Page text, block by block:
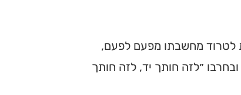
לטרוד מחשבתו מפעם לפעם,
״לזה חותך יד, לזה חותך